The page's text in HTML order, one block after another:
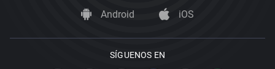
Android iOS
SÍGUENOS EN